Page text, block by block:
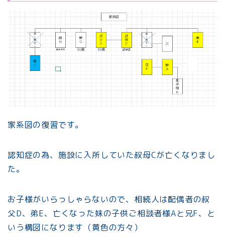
家系図の復習です。
認知症の為、施設に入所していた叔母Cが亡くなりまし
た。
お子様がいらっしゃらないので、相続人は配偶者の叔
父D、弟E、亡くなった妹の子供ご相談者様Aと兄F、と
いう構図になります（黄色の方々）